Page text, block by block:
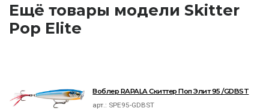
Ещё товары модели Skitter
Pop Elite
Воблер RAPALA Скиттер Поп Элит 95 /GDBST
арт.: SPE95-GDBST